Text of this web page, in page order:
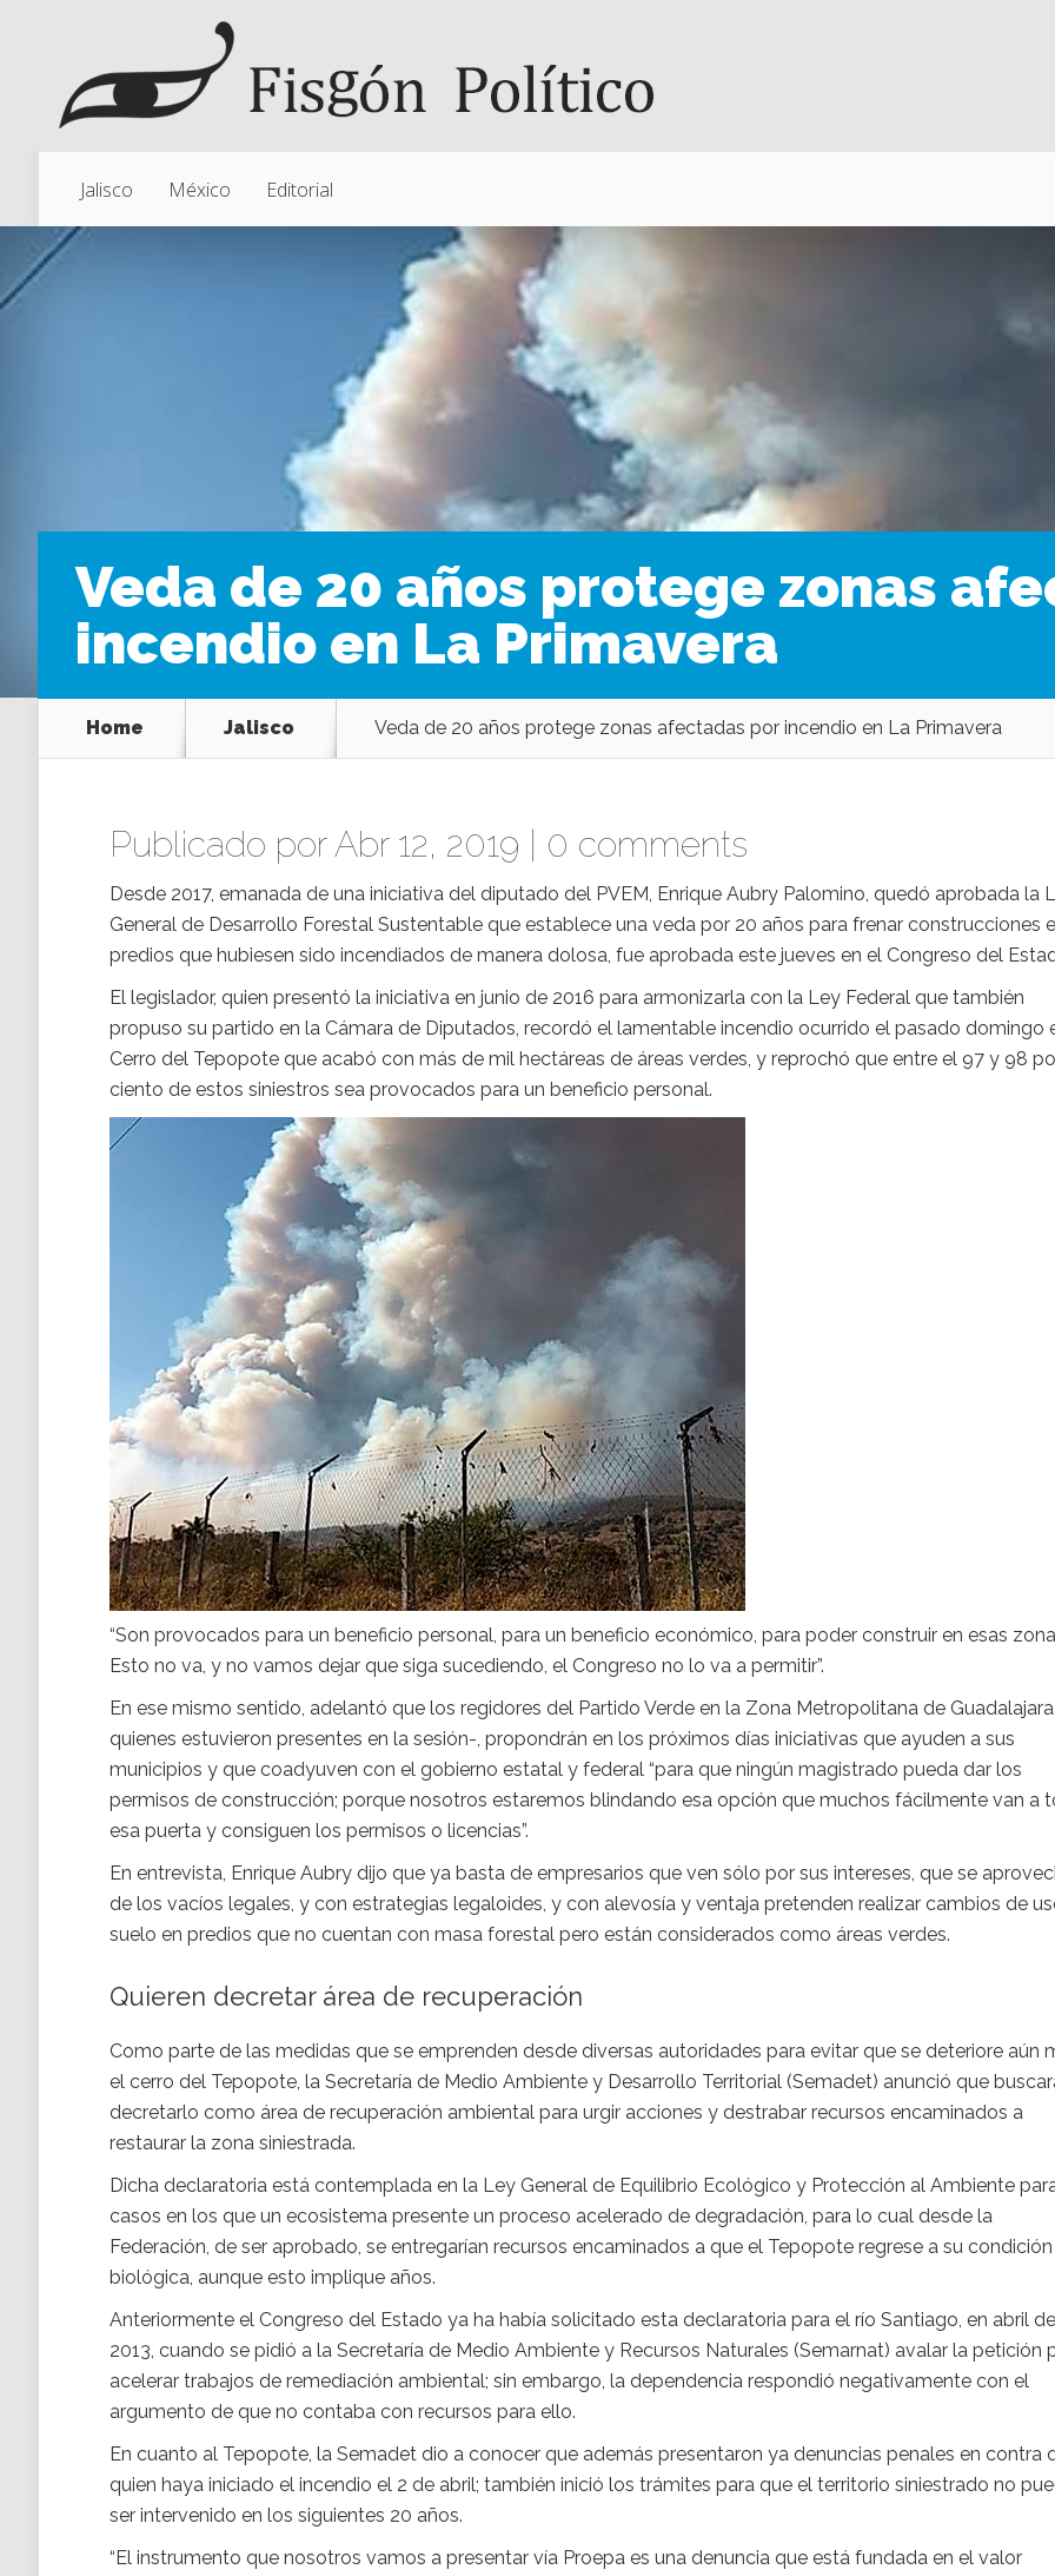
Jalisco México Editorial
Veda de 20 años protege zonas
incendio en La Primavera
Home Jalisco Veda de 20 años protege zonas afectadas por incendio en La Primavera
Publicado por Abr 12, 2019 | 0 comments
Desde 2017, emanada de una iniciativa del diputado del PVEM, Enrique Aubry Palomino, quedó aprobada la
General de Desarrollo Forestal Sustentable que establece una veda por 20 años para frenar construcciones
predios que hubiesen sido incendiados de manera dolosa, fue aprobada este jueves en el Congreso del
El legislador, quien presentó la iniciativa en junio de 2016 para armonizarla con la Ley Federal que también
propuso su partido en la Cámara de Diputados, recordó el lamentable incendio ocurrido el pasado domingo
Cerro del Tepopote que acabó con más de mil hectáreas de áreas verdes, y reprochó que entre el 97 y 98
ciento de estos siniestros sea provocados para un beneficio personal.
“Son provocados para un beneficio personal, para un beneficio económico, para poder construir en esas
Esto no va, y no vamos dejar que siga sucediendo, el Congreso no lo va a permitir”.
En ese mismo sentido, adelantó que los regidores del Partido Verde en la Zona Metropolitana de
quienes estuvieron presentes en la sesión-, propondrán en los próximos días iniciativas que ayuden a sus
municipios y que coadyuven con el gobierno estatal y federal “para que ningún magistrado pueda dar los
permisos de construcción; porque nosotros estaremos blindando esa opción que muchos fácilmente van a
esa puerta y consiguen los permisos o licencias”.
En entrevista, Enrique Aubry dijo que ya basta de empresarios que ven sólo por sus intereses, que se
de los vacíos legales, y con estrategias legaloides, y con alevosía y ventaja pretenden realizar cambios de
suelo en predios que no cuentan con masa forestal pero están considerados como áreas verdes.
Quieren decretar área de recuperación
Como parte de las medidas que se emprenden desde diversas autoridades para evitar que se deteriore aún
el cerro del Tepopote, la Secretaría de Medio Ambiente y Desarrollo Territorial (Semadet) anunció que
decretarlo como área de recuperación ambiental para urgir acciones y destrabar recursos encaminados a
restaurar la zona siniestrada.
Dicha declaratoria está contemplada en la Ley General de Equilibrio Ecológico y Protección al Ambiente
casos en los que un ecosistema presente un proceso acelerado de degradación, para lo cual desde la
Federación, de ser aprobado, se entregarían recursos encaminados a que el Tepopote regrese a su condición
biológica, aunque esto implique años.
Anteriormente el Congreso del Estado ya ha había solicitado esta declaratoria para el río Santiago, en abril de
2013, cuando se pidió a la Secretaría de Medio Ambiente y Recursos Naturales (Semarnat) avalar la petición
acelerar trabajos de remediación ambiental; sin embargo, la dependencia respondió negativamente con el
argumento de que no contaba con recursos para ello.
En cuanto al Tepopote, la Semadet dio a conocer que además presentaron ya denuncias penales en contra
quien haya iniciado el incendio el 2 de abril; también inició los trámites para que el territorio siniestrado no
ser intervenido en los siguientes 20 años.
“El instrumento que nosotros vamos a presentar vía Proepa es una denuncia que está fundada en el valor